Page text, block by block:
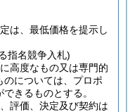
は、最低価格を提示し
指名競争入札)
高度なもの又は専門的
のについては、プロポ
きるものとする。
評価、決定及び契約は